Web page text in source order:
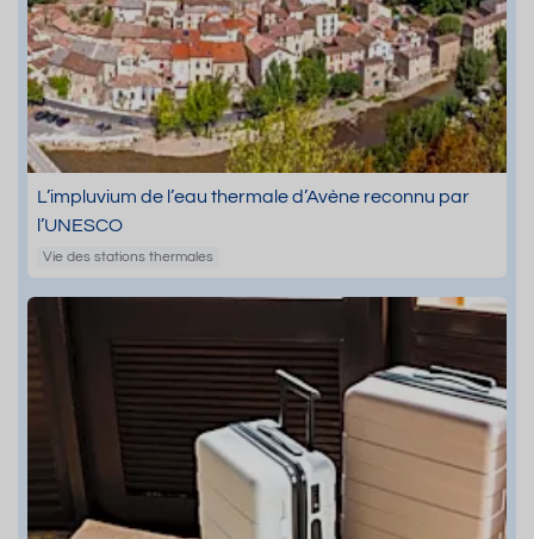
L’impluvium de l’eau thermale d’Avène reconnu par
l’UNESCO
Vie des stations thermales